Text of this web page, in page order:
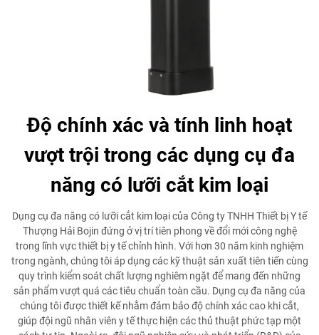
Độ chính xác và tính linh hoạt
vượt trội trong các dụng cụ đa
năng có lưỡi cắt kim loại
Dụng cụ đa năng có lưỡi cắt kim loại của Công ty TNHH Thiết bị Y tế
Thượng Hải Bojin đứng ở vị trí tiên phong về đổi mới công nghệ
trong lĩnh vực thiết bị y tế chỉnh hình. Với hơn 30 năm kinh nghiệm
trong ngành, chúng tôi áp dụng các kỹ thuật sản xuất tiên tiến cùng
quy trình kiểm soát chất lượng nghiêm ngặt để mang đến những
sản phẩm vượt quá các tiêu chuẩn toàn cầu. Dụng cụ đa năng của
chúng tôi được thiết kế nhằm đảm bảo độ chính xác cao khi cắt,
giúp đội ngũ nhân viên y tế thực hiện các thủ thuật phức tạp một